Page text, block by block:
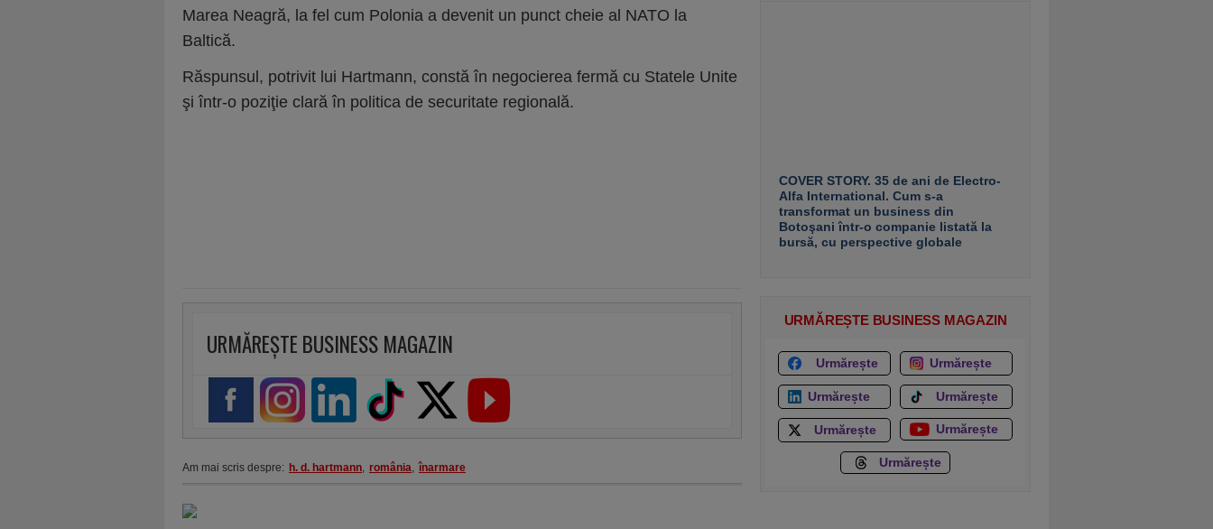
Marea Neagră, la fel cum Polonia a devenit un punct cheie al NATO la
Baltică.
Răspunsul, potrivit lui Hartmann, constă în negocierea fermă cu Statele Unite
şi într-o poziţie clară în politica de securitate regională.
URMĂREȘTE BUSINESS MAGAZIN
Am mai scris despre: h. d. hartmann, românia, înarmare
COVER STORY. 35 de ani de Electro-
Alfa International. Cum s-a
transformat un business din
Botoşani într-o companie listată la
bursă, cu perspective globale
URMĂREȘTE BUSINESS MAGAZIN
Urmărește Urmărește
Urmărește Urmărește
Urmărește Urmărește
Urmărește